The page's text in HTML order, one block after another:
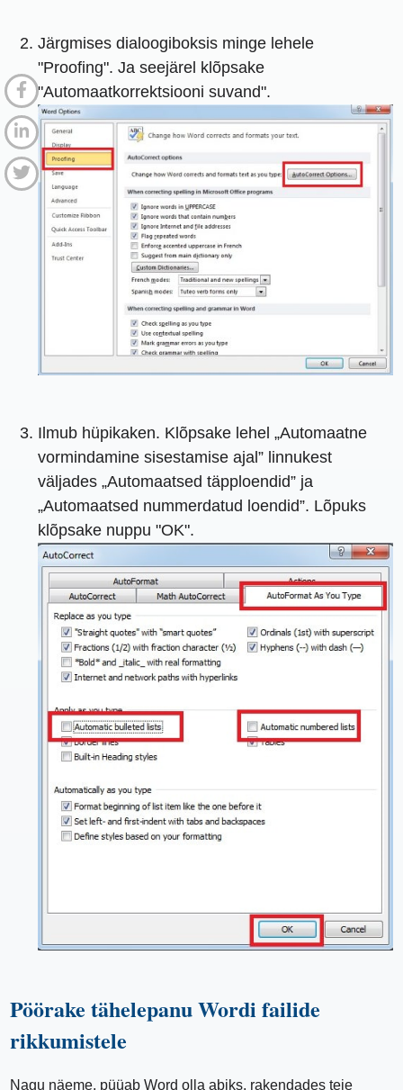
Järgmises dialoogiboksis minge lehele
"Proofing". Ja seejärel klõpsake
"Automaatkorrektsiooni suvand".
Ilmub hüpikaken. Klõpsake lehel „Automaatne
vormindamine sisestamise ajal” linnukest
väljades „Automaatsed täpploendid” ja
„Automaatsed nummerdatud loendid”. Lõpuks
klõpsake nuppu "OK".
Pöörake tähelepanu Wordi failide
rikkumistele
Nagu näeme, püüab Word olla abiks, rakendades teie